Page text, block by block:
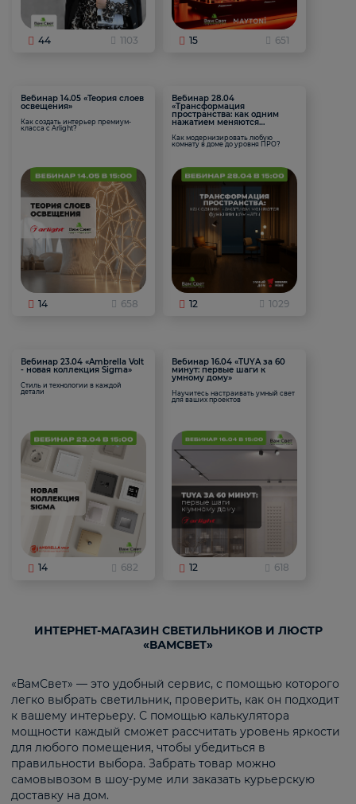
44 1103 15 651
Вебинар 14.05 «Теория слоев
освещения»
Как создать интерьер премиум-
класса с Arlight?
14 658
Вебинар 28.04
«Трансформация
пространства: как одним
нажатием меняются
Как модернизировать любую
комнату в доме до уровня ПРО?
12 1029
Вебинар 23.04 «Ambrella Volt
- новая коллекция Sigma»
Стиль и технологии в каждой
детали
14 682
Вебинар 16.04 «TUYA за 60
минут: первые шаги к
умному дому»
Научитесь настраивать умный свет
для ваших проектов
12 618
ИНТЕРНЕТ-МАГАЗИН СВЕТИЛЬНИКОВ И ЛЮСТР
«ВАМСВЕТ»
«ВамСвет» — это удобный сервис, с помощью которого
легко выбрать светильник, проверить, как он подходит
к вашему интерьеру. С помощью калькулятора
мощности каждый сможет рассчитать уровень яркости
для любого помещения, чтобы убедиться в
правильности выбора. Забрать товар можно
самовывозом в шоу-руме или заказать курьерскую
доставку на дом.